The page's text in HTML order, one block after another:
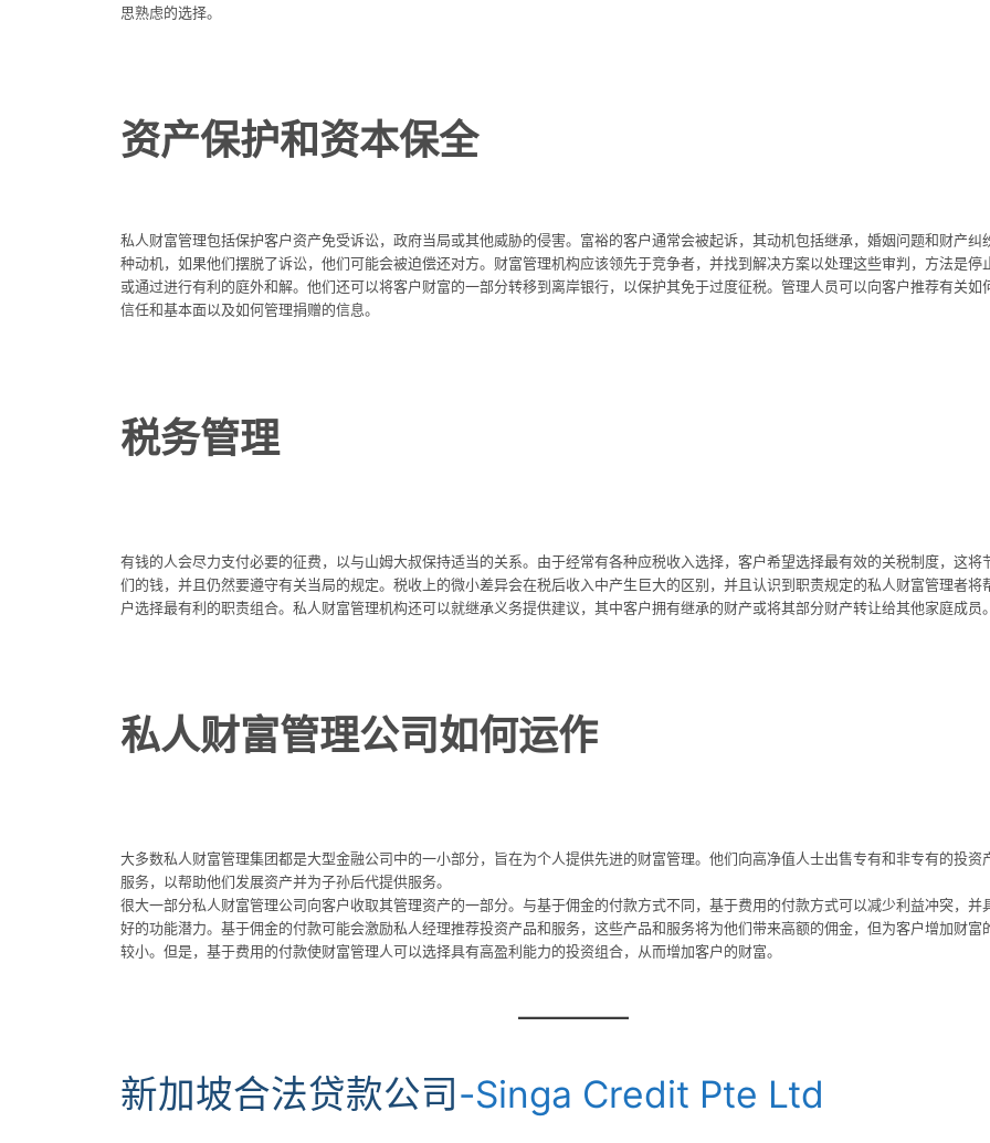
思熟虑的选择。
资产保护和资本保全
私人财富管理包括保护客户资产免受诉讼，政府当局或其他威胁的侵害。富裕的客户通常会被起诉，其动机包括继承，婚姻问题和财产纠
种动机，如果他们摆脱了诉讼，他们可能会被迫偿还对方。财富管理机构应该领先于竞争者，并找到解决方案以处理这些审判，方法是停
或通过进行有利的庭外和解。他们还可以将客户财富的一部分转移到离岸银行，以保护其免于过度征税。管理人员可以向客户推荐有关如
信任和基本面以及如何管理捐赠的信息。
税务管理
有钱的人会尽力支付必要的征费，以与山姆大叔保持适当的关系。由于经常有各种应税收入选择，客户希望选择最有效的关税制度，这将
们的钱，并且仍然要遵守有关当局的规定。税收上的微小差异会在税后收入中产生巨大的区别，并且认识到职责规定的私人财富管理者将
户选择最有利的职责组合。私人财富管理机构还可以就继承义务提供建议，其中客户拥有继承的财产或将其部分财产转让给其他家庭成员
私人财富管理公司如何运作
大多数私人财富管理集团都是大型金融公司中的一小部分，旨在为个人提供先进的财富管理。他们向高净值人士出售专有和非专有的投资
服务，以帮助他们发展资产并为子孙后代提供服务。
很大一部分私人财富管理公司向客户收取其管理资产的一部分。与基于佣金的付款方式不同，基于费用的付款方式可以减少利益冲突，并
好的功能潜力。基于佣金的付款可能会激励私人经理推荐投资产品和服务，这些产品和服务将为他们带来高额的佣金，但为客户增加财富
较小。但是，基于费用的付款使财富管理人可以选择具有高盈利能力的投资组合，从而增加客户的财富。
新加坡合法贷款公司-Singa Credit Pte Ltd